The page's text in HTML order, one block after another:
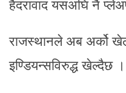
हैदरावाद यसअघि नै
राजस्थानले अब अर्को
इण्डियन्सविरुद्ध खेल्दैछ ।